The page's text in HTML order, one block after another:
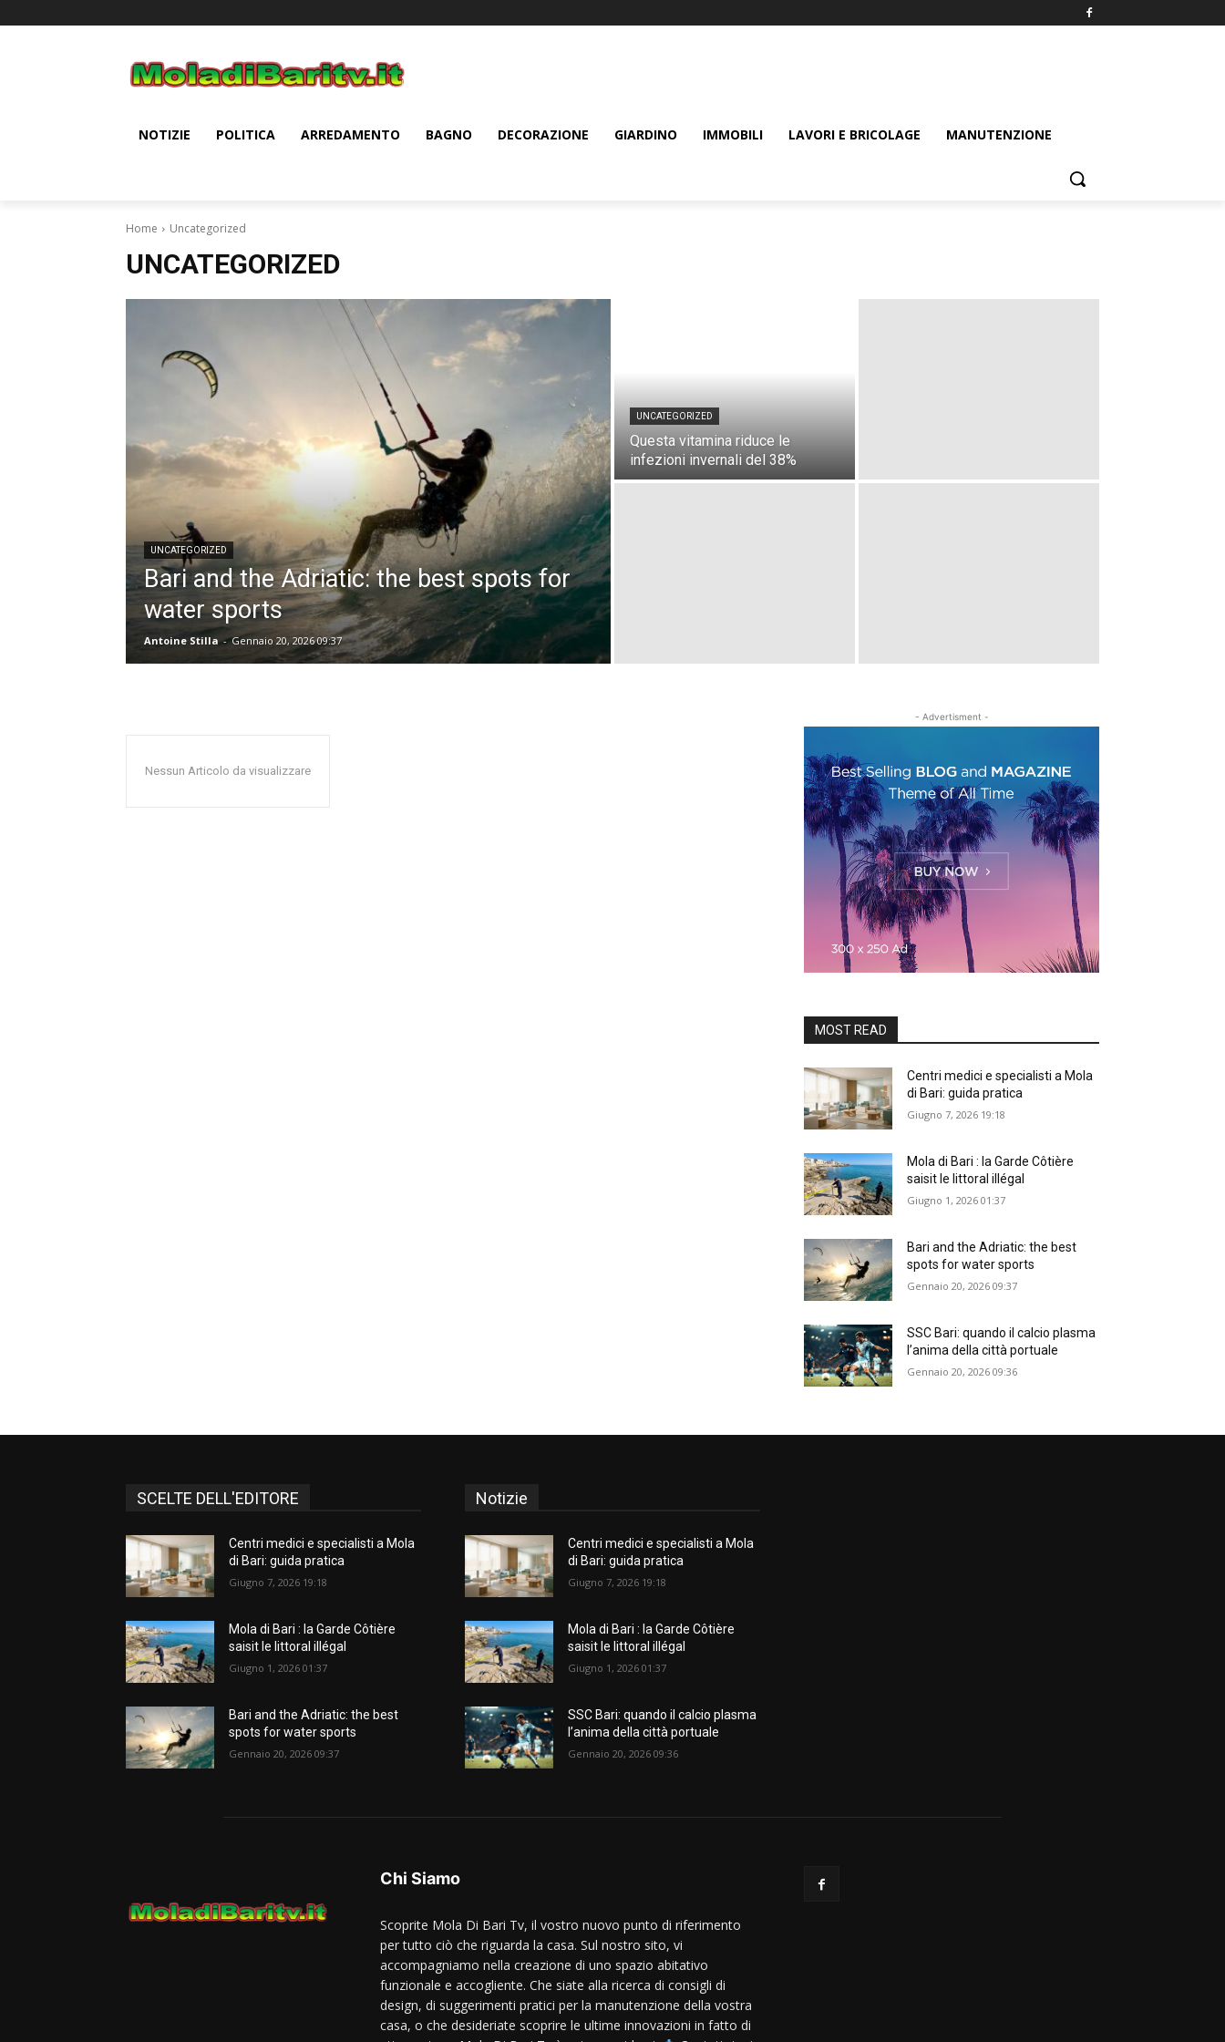
NOTIZIE POLITICA ARREDAMENTO BAGNO DECORAZIONE GIARDINO IMMOBILI LAVORI E BRICOLAGE MANUTENZIONE
Home Uncategorized
UNCATEGORIZED
UNCATEGORIZED
Bari and the Adriatic: the best spots for
water sports
Antoine Stilla - Gennaio 20, 2026 09:37
UNCATEGORIZED
Questa vitamina riduce le
infezioni invernali del 38%
Nessun Articolo da visualizzare
- Advertisment -
MOST READ
Centri medici e specialisti a Mola
di Bari: guida pratica
Giugno 7, 2026 19:18
Mola di Bari : la Garde Côtière
saisit le littoral illégal
Giugno 1, 2026 01:37
Bari and the Adriatic: the best
spots for water sports
Gennaio 20, 2026 09:37
SSC Bari: quando il calcio plasma
l’anima della città portuale
Gennaio 20, 2026 09:36
SCELTE DELL'EDITORE
Centri medici e specialisti a Mola
di Bari: guida pratica
Giugno 7, 2026 19:18
Mola di Bari : la Garde Côtière
saisit le littoral illégal
Giugno 1, 2026 01:37
Bari and the Adriatic: the best
spots for water sports
Gennaio 20, 2026 09:37
Notizie
Centri medici e specialisti a Mola
di Bari: guida pratica
Giugno 7, 2026 19:18
Mola di Bari : la Garde Côtière
saisit le littoral illégal
Giugno 1, 2026 01:37
SSC Bari: quando il calcio plasma
l’anima della città portuale
Gennaio 20, 2026 09:36
Chi Siamo
Scoprite Mola Di Bari Tv, il vostro nuovo punto di riferimento
per tutto ciò che riguarda la casa. Sul nostro sito, vi
accompagniamo nella creazione di uno spazio abitativo
funzionale e accogliente. Che siate alla ricerca di consigli di
design, di suggerimenti pratici per la manutenzione della vostra
casa, o che desideriate scoprire le ultime innovazioni in fatto di